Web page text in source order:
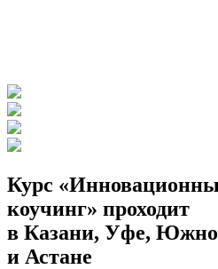
Курс
коучинг» проходит
в Казани, Уфе,
и Астане